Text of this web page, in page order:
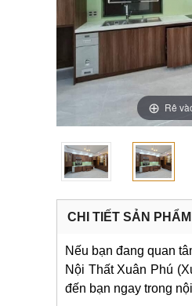
Rê
CHI TIẾT SẢN PHẨM
Nếu bạn đang quan
Nội Thất Xuân Phú
đến bạn ngay trong